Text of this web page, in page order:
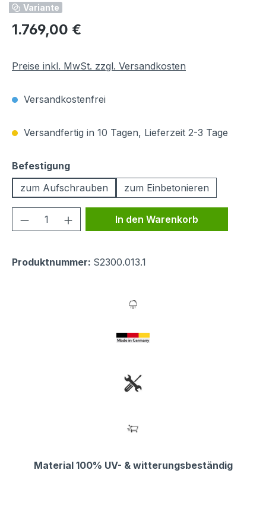
Variante
Regulärer Preis:
1.769,00 €
Preise inkl. MwSt. zzgl. Versandkosten
Versandkostenfrei
Versandfertig in 10 Tagen, Lieferzeit 2-3 Tage
Befestigungauswählen
zum Aufschrauben
zum Einbetonieren
Produkt Anzahl: Gib den
In den Warenkorb
Produktnummer: S2300.013.1
Material 100% UV- & witterungsbeständig